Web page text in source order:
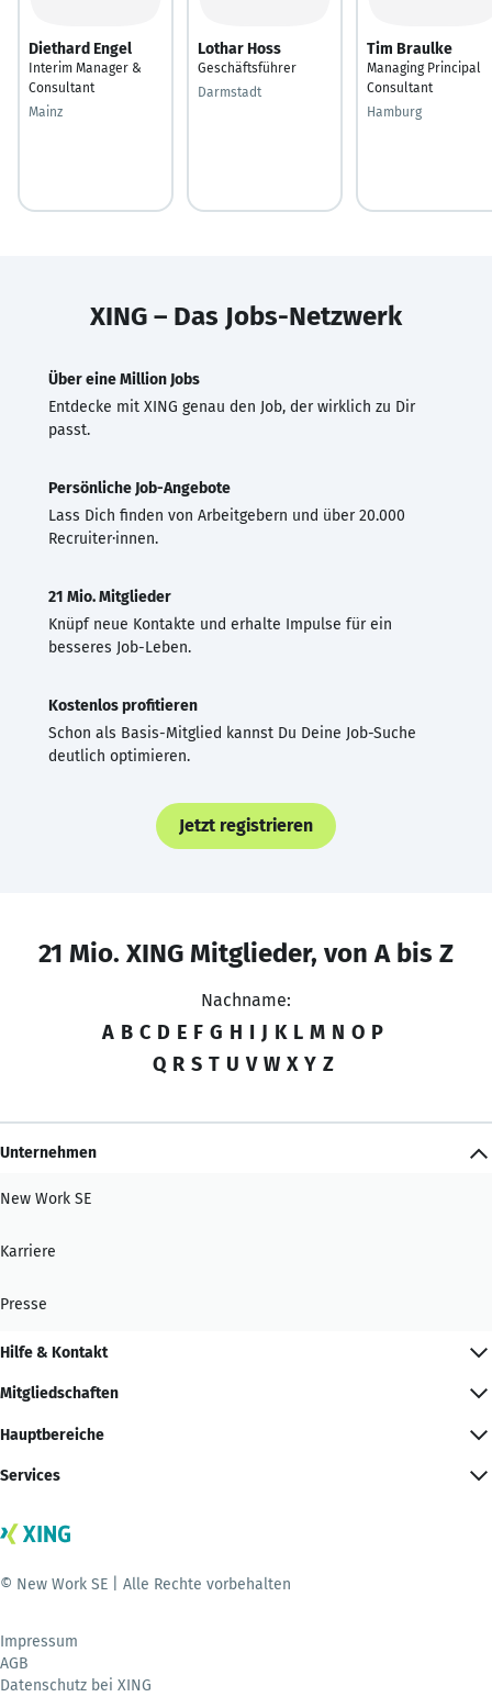
Diethard Engel
Interim Manager &
Consultant
Mainz
Lothar Hoss
Geschäftsführer
Darmstadt
Tim Braulke
Managing Principal
Consultant
Hamburg
XING – Das Jobs-Netzwerk
Über eine Million Jobs
Entdecke mit XING genau den Job, der wirklich zu Dir
passt.
Persönliche Job-Angebote
Lass Dich finden von Arbeitgebern und über 20.000
Recruiter·innen.
21 Mio. Mitglieder
Knüpf neue Kontakte und erhalte Impulse für ein
besseres Job-Leben.
Kostenlos profitieren
Schon als Basis-Mitglied kannst Du Deine Job-Suche
deutlich optimieren.
Jetzt registrieren
21 Mio. XING Mitglieder, von A bis Z
Nachname:
A B C D E F G H I J K L M N O P
Q R S T U V W X Y Z
Unternehmen
New Work SE
Karriere
Presse
Hilfe & Kontakt
Mitgliedschaften
Hauptbereiche
Services
© New Work SE | Alle Rechte vorbehalten
Impressum
AGB
Datenschutz bei XING